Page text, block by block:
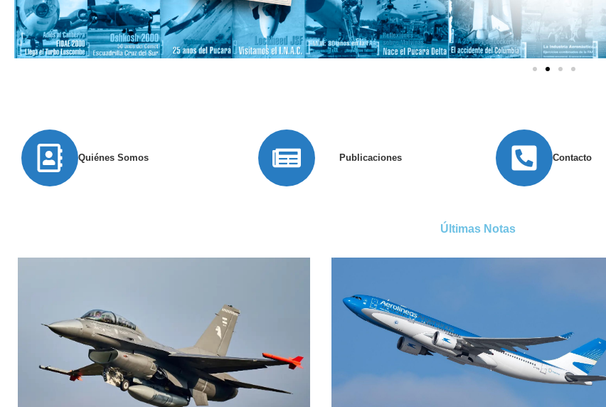
Quiénes Somos Publicaciones Contacto
Últimas Notas
AGUSTIN BOFFI
Aviación Militar, Fuerza Aérea Argentina